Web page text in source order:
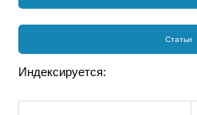
Статьи
Индексируется: